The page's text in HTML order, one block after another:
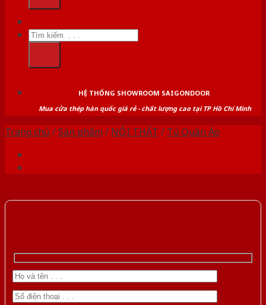
Tìm
kiếm:
HỆ THỐNG SHOWROOM SAIGONDOOR
Mua cửa thép hàn quốc giá rẻ - chất lượng cao tại TP Hồ Chí Minh
Trang chủ /Sản phẩm / NỘI THẤT / Tủ Quần Áo